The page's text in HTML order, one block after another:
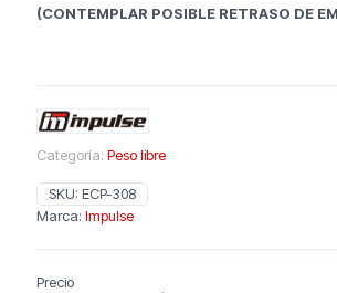
(CONTEMPLAR POSIBLE RETRASO DE
Categoría: Peso libre
SKU: ECP-308
Marca: Impulse
Precio